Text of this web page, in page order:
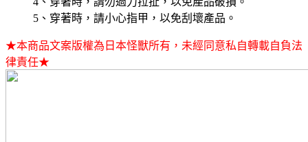
5、穿著時，請小心指甲，以免刮壞產品。
★本商品文案版權為日本怪獸所有，未經同意私自轉載自負法
律責任★